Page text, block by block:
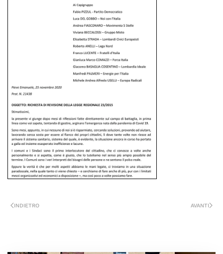
INDIETRO AVANTI